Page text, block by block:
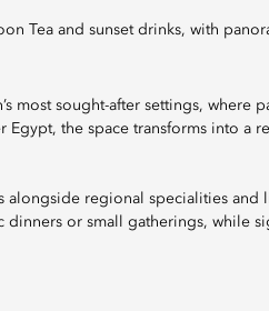
Tea and sunset drinks, with
most sought-after settings, where
the space transforms into a
alongside regional specialities and
dinners or small gatherings, while